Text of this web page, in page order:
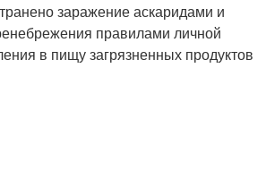
заражение аскаридами и
правилами личной
в пищу загрязненных продуктов